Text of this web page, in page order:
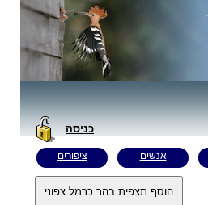
כניסה
אנשים ציפורים